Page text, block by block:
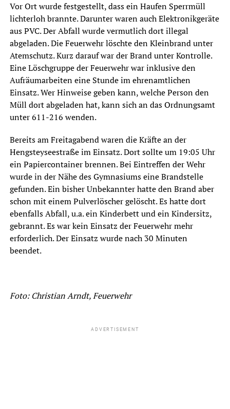
Vor Ort wurde festgestellt, dass ein Haufen Sperrmüll
lichterloh brannte. Darunter waren auch Elektronikgeräte
aus PVC. Der Abfall wurde vermutlich dort illegal
abgeladen. Die Feuerwehr löschte den Kleinbrand unter
Atemschutz. Kurz darauf war der Brand unter Kontrolle.
Eine Löschgruppe der Feuerwehr war inklusive den
Aufräumarbeiten eine Stunde im ehrenamtlichen
Einsatz. Wer Hinweise geben kann, welche Person den
Müll dort abgeladen hat, kann sich an das Ordnungsamt
unter 611-216 wenden.
Bereits am Freitagabend waren die Kräfte an der
Hengsteyseestraße im Einsatz. Dort sollte um 19:05 Uhr
ein Papiercontainer brennen. Bei Eintreffen der Wehr
wurde in der Nähe des Gymnasiums eine Brandstelle
gefunden. Ein bisher Unbekannter hatte den Brand aber
schon mit einem Pulverlöscher gelöscht. Es hatte dort
ebenfalls Abfall, u.a. ein Kinderbett und ein Kindersitz,
gebrannt. Es war kein Einsatz der Feuerwehr mehr
erforderlich. Der Einsatz wurde nach 30 Minuten
beendet.
Foto: Christian Arndt, Feuerwehr
ADVERTISEMENT